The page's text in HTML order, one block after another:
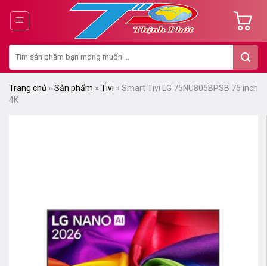
dung
kiếm:
Trang chủ » Sản phẩm » Tivi » Smart Tivi LG 75NU805BPSB 75 inch
4K